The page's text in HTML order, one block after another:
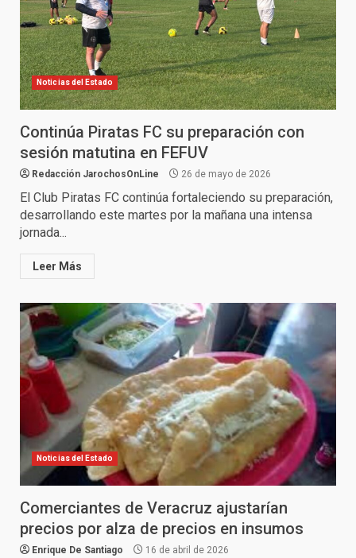
Noticias del Estado
Continúa Piratas FC su preparación con
sesión matutina en FEFUV
Redacción JarochosOnLine 26 de mayo de 2026
El Club Piratas FC continúa fortaleciendo su preparación,
desarrollando este martes por la mañana una intensa
jornada...
Leer Más
Noticias del Estado
Comerciantes de Veracruz ajustarían
precios por alza de precios en insumos
Enrique De Santiago 16 de abril de 2026